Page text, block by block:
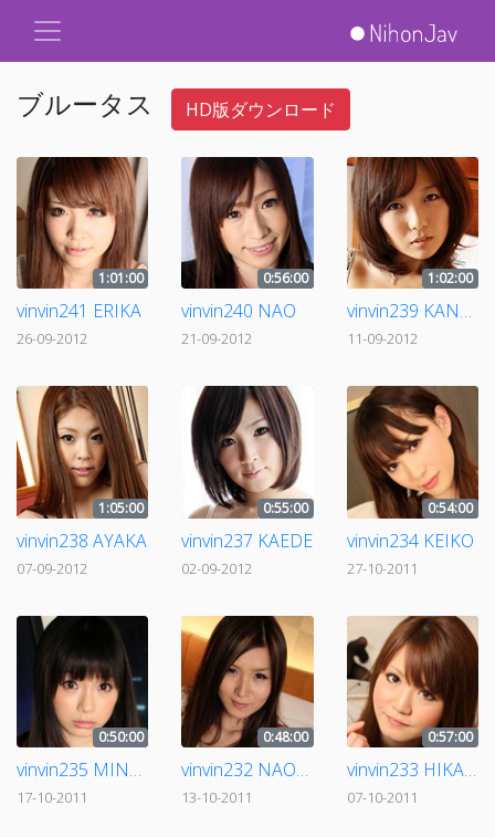
ブルータス HD版ダウンロード
1:01:00
vinvin241 ERIKA
26-09-2012
0:56:00
vinvin240 NAO
21-09-2012
1:02:00
vinvin239 KANAKO
11-09-2012
1:05:00
vinvin238 AYAKA
07-09-2012
0:55:00
vinvin237 KAEDE
02-09-2012
0:54:00
vinvin234 KEIKO
27-10-2011
0:50:00
vinvin235 MINAMI
17-10-2011
0:48:00
vinvin232 NAOMI
13-10-2011
0:57:00
vinvin233 HIKARI
07-10-2011